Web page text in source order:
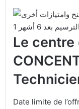
Le centre
Date limite de